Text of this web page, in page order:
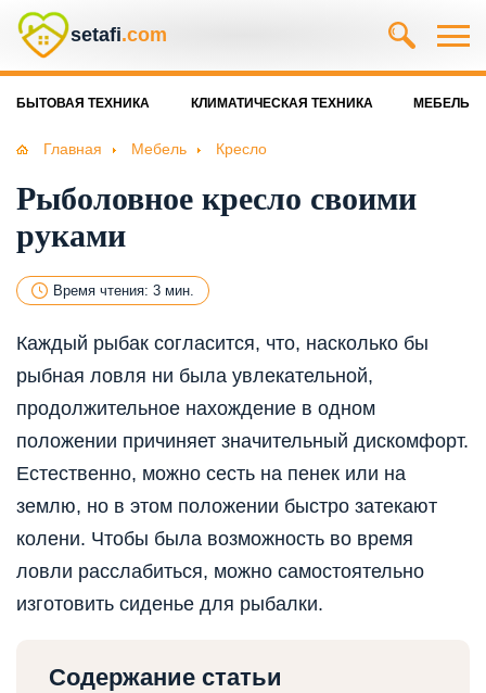
setafi.com
БЫТОВАЯ ТЕХНИКА КЛИМАТИЧЕСКАЯ ТЕХНИКА МЕБЕЛЬ
Главная Мебель Кресло
Рыболовное кресло своими
руками
Время чтения: 3 мин.
Каждый рыбак согласится, что, насколько бы
рыбная ловля ни была увлекательной,
продолжительное нахождение в одном
положении причиняет значительный дискомфорт.
Естественно, можно сесть на пенек или на
землю, но в этом положении быстро затекают
колени. Чтобы была возможность во время
ловли расслабиться, можно самостоятельно
изготовить сиденье для рыбалки.
Содержание статьи